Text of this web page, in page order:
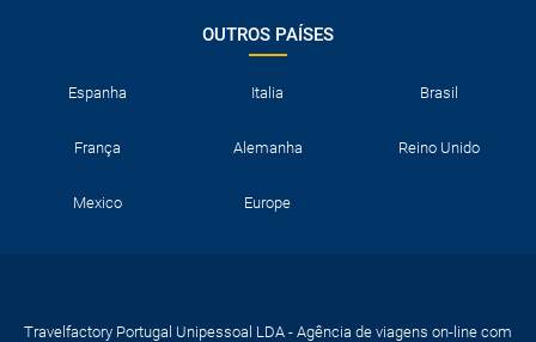
OUTROS PAÍSES
Espanha Italia Brasil
França Alemanha Reino Unido
Mexico Europe
Travelfactory Portugal Unipessoal LDA - Agência de viagens on-line com